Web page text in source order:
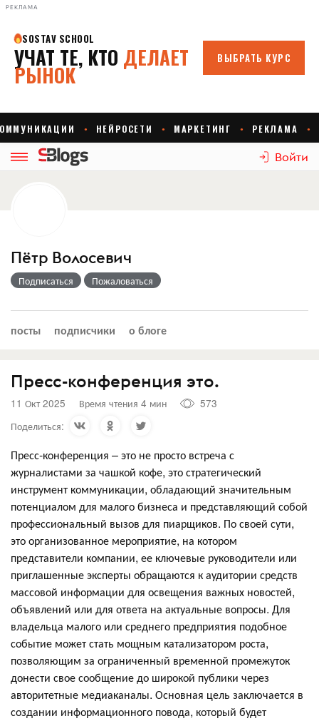
РЕКЛАМА
Войти
Пётр Волосевич
Подписаться Пожаловаться
посты подписчики о блоге
Пресс-конференция это.
11 Окт 2025 Время чтения 4 мин
573
Поделиться:
Пресс-конференция – это не просто встреча с
журналистами за чашкой кофе, это стратегический
инструмент коммуникации, обладающий значительным
потенциалом для малого бизнеса и представляющий собой
профессиональный вызов для пиарщиков. По своей сути,
это организованное мероприятие, на котором
представители компании, ее ключевые руководители или
приглашенные эксперты обращаются к аудитории средств
массовой информации для освещения важных новостей,
объявлений или для ответа на актуальные вопросы. Для
владельца малого или среднего предприятия подобное
событие может стать мощным катализатором роста,
позволяющим за ограниченный временной промежуток
донести свое сообщение до широкой публики через
авторитетные медиаканалы. Основная цель заключается в
создании информационного повода, который будет